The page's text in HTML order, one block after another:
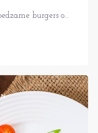
burgers o...